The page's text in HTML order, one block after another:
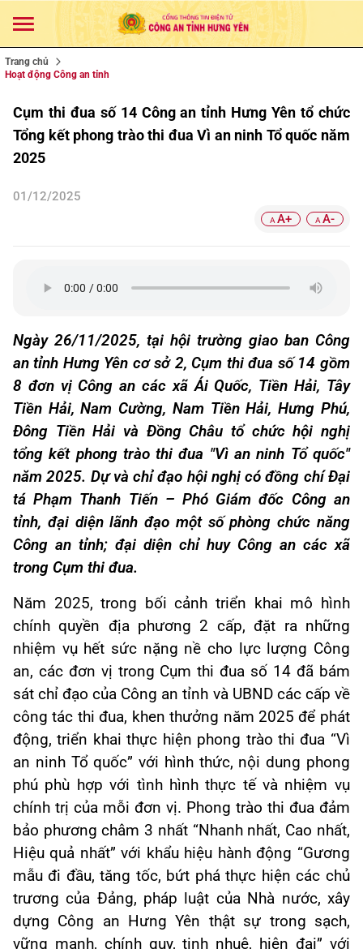
Trang chủ
Hoạt động Công an tỉnh
Cụm thi đua số 14 Công an tỉnh Hưng Yên tổ chức
Tổng kết phong trào thi đua Vì an ninh Tổ quốc năm
2025
01/12/2025
A A+ A A-
Ngày 26/11/2025, tại hội trường giao ban Công
an tỉnh Hưng Yên cơ sở 2, Cụm thi đua số 14 gồm
8 đơn vị Công an các xã Ái Quốc, Tiền Hải, Tây
Tiền Hải, Nam Cường, Nam Tiền Hải, Hưng Phú,
Đông Tiền Hải và Đồng Châu tổ chức hội nghị
tổng kết phong trào thi đua "Vì an ninh Tổ quốc"
năm 2025. Dự và chỉ đạo hội nghị có đồng chí Đại
tá Phạm Thanh Tiến – Phó Giám đốc Công an
tỉnh, đại diện lãnh đạo một số phòng chức năng
Công an tỉnh; đại diện chỉ huy Công an các xã
trong Cụm thi đua.
Năm 2025, trong bối cảnh triển khai mô hình
chính quyền địa phương 2 cấp, đặt ra những
nhiệm vụ hết sức nặng nề cho lực lượng Công
an, các đơn vị trong Cụm thi đua số 14 đã bám
sát chỉ đạo của Công an tỉnh và UBND các cấp về
công tác thi đua, khen thưởng năm 2025 để phát
động, triển khai thực hiện phong trào thi đua “Vì
an ninh Tổ quốc” với hình thức, nội dung phong
phú phù hợp với tình hình thực tế và nhiệm vụ
chính trị của mỗi đơn vị. Phong trào thi đua đảm
bảo phương châm 3 nhất “Nhanh nhất, Cao nhất,
Hiệu quả nhất” với khẩu hiệu hành động “Gương
mẫu đi đầu, tăng tốc, bứt phá thực hiện các chủ
trương của Đảng, pháp luật của Nhà nước, xây
dựng Công an Hưng Yên thật sự trong sạch,
vững mạnh, chính quy, tinh nhuệ, hiện đại” với